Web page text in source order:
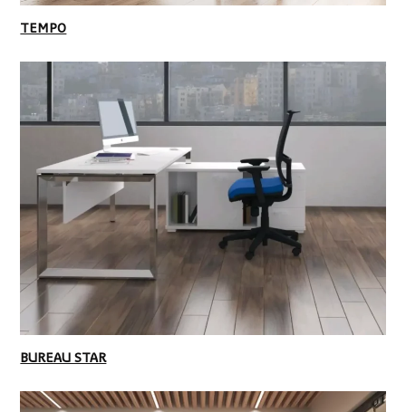
TEMPO
BUREAU STAR